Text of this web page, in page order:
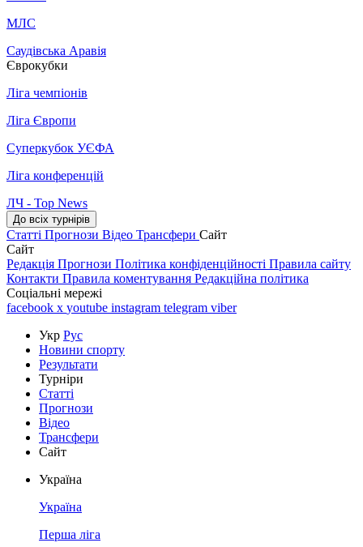
МЛС
Саудівська Аравія
Єврокубки
Ліга чемпіонів
Ліга Європи
Суперкубок УЄФА
Ліга конференцій
ЛЧ - Top News
До всіх турнірів
Статті Прогнози Відео Трансфери Сайт
Сайт
Редакція Прогнози Політика конфіденційності Правила сайту
Контакти Правила коментування Редакційна політика
Соціальні мережі
facebook x youtube instagram telegram viber
Укр Рус
Новини спорту
Результати
Турніри
Статті
Прогнози
Відео
Трансфери
Сайт
Україна
Україна
Перша ліга